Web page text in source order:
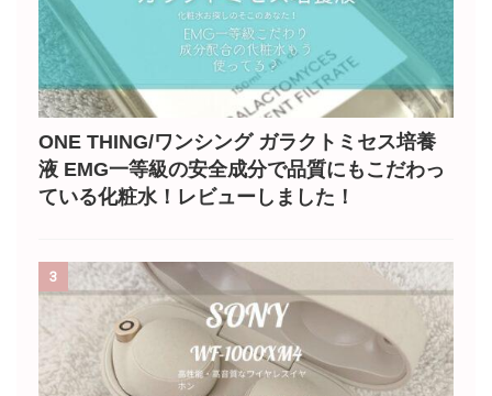
ONE THING/ワンシング ガラクトミセス培養
液 EMG一等級の安全成分で品質にもこだわっ
ている化粧水！レビューしました！
3